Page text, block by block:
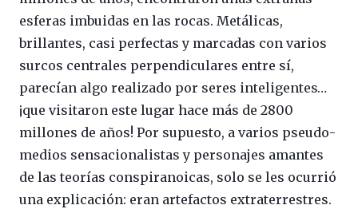
esferas imbuidas en las rocas. Metálicas,
brillantes, casi perfectas y marcadas con varios
surcos centrales perpendiculares entre sí,
parecían algo realizado por seres inteligentes…
¡que visitaron este lugar hace más de 2800
millones de años! Por supuesto, a varios pseudo-
medios sensacionalistas y personajes amantes
de las teorías conspiranoicas, solo se les ocurrió
una explicación: eran artefactos extraterrestres.